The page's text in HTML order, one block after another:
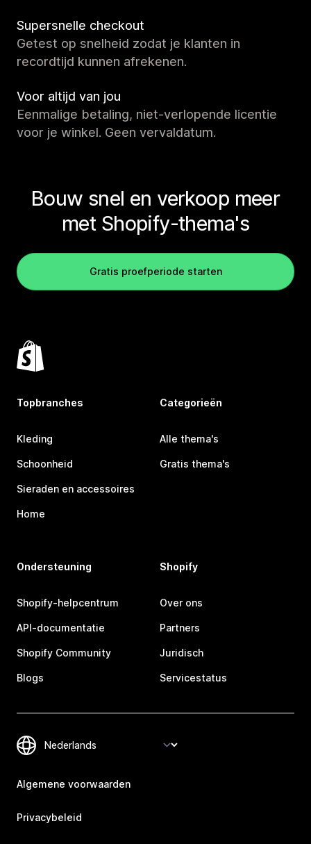
Supersnelle checkout
Getest op snelheid zodat je klanten in
recordtijd kunnen afrekenen.
Voor altijd van jou
Eenmalige betaling, niet-verlopende licentie
voor je winkel. Geen vervaldatum.
Bouw snel en verkoop meer
met Shopify-thema's
Gratis proefperiode starten
Topbranches
Kleding
Schoonheid
Sieraden en accessoires
Home
Categorieën
Alle thema's
Gratis thema's
Ondersteuning
Shopify-helpcentrum
API-documentatie
Shopify Community
Blogs
Shopify
Over ons
Partners
Juridisch
Servicestatus
Algemene voorwaarden
Privacybeleid